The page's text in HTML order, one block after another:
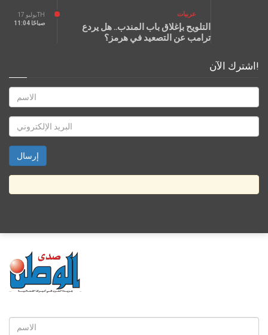
يوليو 17TH
11:04 صباحًا
عربيات
التلويح بإغلاق باب المندب.. هل يردع
ترامب عن التصعيد في هرمز؟
اشترك الآن!